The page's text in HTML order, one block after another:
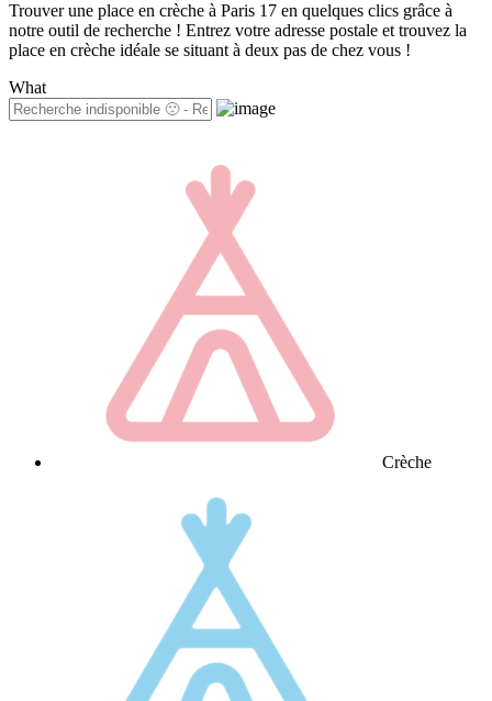
Trouver une place en crèche à Paris 17 en quelques clics grâce à
notre outil de recherche ! Entrez votre adresse postale et trouvez la
place en crèche idéale se situant à deux pas de chez vous !
What
Crèche